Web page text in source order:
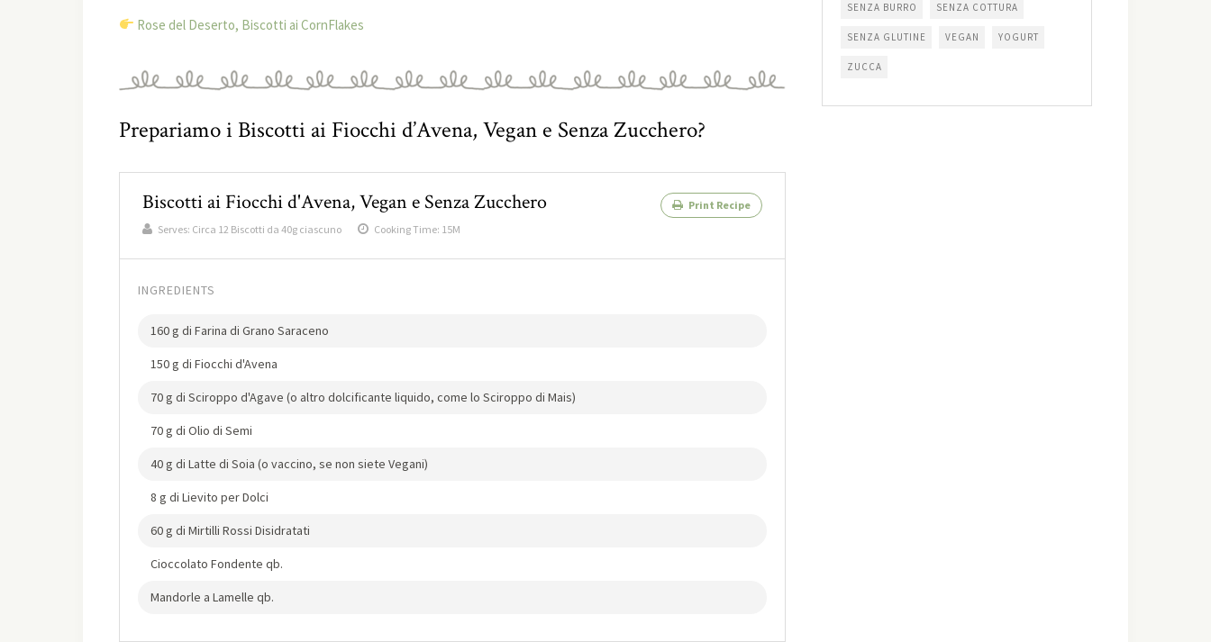
Rose del Deserto, Biscotti ai CornFlakes
Prepariamo i Biscotti ai Fiocchi d’Avena, Vegan e Senza Zucchero?
Biscotti ai Fiocchi d'Avena, Vegan e Senza Zucchero
Print Recipe
Serves: Circa 12 Biscotti da 40g ciascuno Cooking Time: 15M
INGREDIENTS
160 g di Farina di Grano Saraceno
150 g di Fiocchi d'Avena
70 g di Sciroppo d'Agave (o altro dolcificante liquido, come lo Sciroppo di Mais)
70 g di Olio di Semi
40 g di Latte di Soia (o vaccino, se non siete Vegani)
8 g di Lievito per Dolci
60 g di Mirtilli Rossi Disidratati
Cioccolato Fondente qb.
Mandorle a Lamelle qb.
SENZA BURRO SENZA COTTURA
SENZA GLUTINE VEGAN YOGURT
ZUCCA